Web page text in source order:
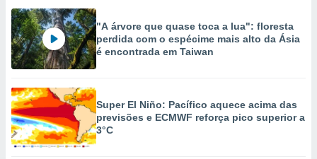
"A árvore que quase toca a lua": floresta
perdida com o espécime mais alto da Ásia
é encontrada em Taiwan
Super El Niño: Pacífico aquece acima das
previsões e ECMWF reforça pico superior a
3°C